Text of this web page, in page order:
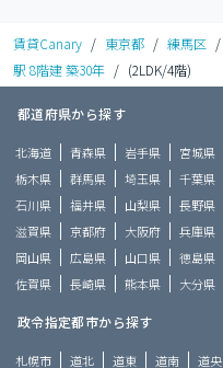
賃貸Canary / 東京都 / 練馬区 /
駅 8階建 築30年 / (2LDK/4階)
都道府県から探す
北海道 青森県 岩手県 宮城県
栃木県
群馬県 埼玉県 千葉県
石川県
福井県 山梨県 長野県
滋賀県
京都府 大阪府 兵庫県
岡山県
広島県 山口県 徳島県
佐賀県
長崎県 熊本県 大分県
政令指定都市から探す
札幌市 道北 道東 道南 道央